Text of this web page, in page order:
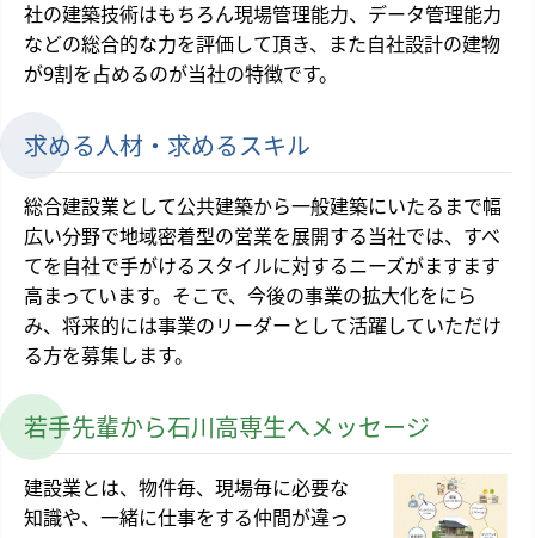
社の建築技術はもちろん現場管理能力、データ管理能力
などの総合的な力を評価して頂き、また自社設計の建物
が9割を占めるのが当社の特徴です。
求める人材・求めるスキル
総合建設業として公共建築から一般建築にいたるまで幅
広い分野で地域密着型の営業を展開する当社では、すべ
てを自社で手がけるスタイルに対するニーズがますます
高まっています。そこで、今後の事業の拡大化をにら
み、将来的には事業のリーダーとして活躍していただけ
る方を募集します。
若手先輩から石川高専生へメッセージ
建設業とは、物件毎、現場毎に必要な
知識や、一緒に仕事をする仲間が違っ